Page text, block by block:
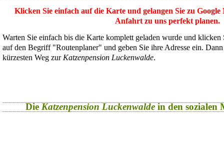
Klicken Sie einfach auf die Karte und gelangen Sie zu
Anfahrt zu uns perfekt planen.
Warten Sie einfach bis die Karte komplett geladen wurde und
auf den Begriff "Routenplaner" und geben Sie ihre Adresse ein.
kürzesten Weg zur Katzenpension Luckenwalde.
Die Katzenpension Luckenwaldein den sozialen